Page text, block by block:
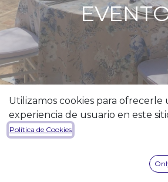
Utilizamos cookies para ofrecerle
experiencia de usuario en este
Política de Cookies